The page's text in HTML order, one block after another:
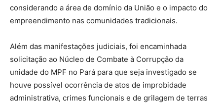
considerando a área de domínio da União e o impacto do
empreendimento nas comunidades tradicionais.
Além das manifestações judiciais, foi encaminhada
solicitação ao Núcleo de Combate à Corrupção da
unidade do MPF no Pará para que seja investigado se
houve possível ocorrência de atos de improbidade
administrativa, crimes funcionais e de grilagem de terras